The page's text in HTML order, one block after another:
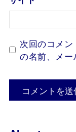
次回のコメ
の名前、メー